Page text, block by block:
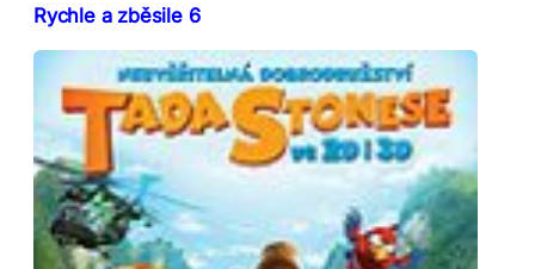
Rychle a zběsile 6